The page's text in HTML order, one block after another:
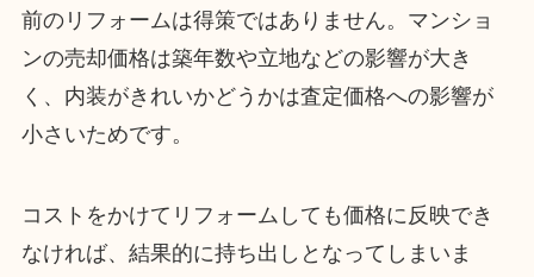
前のリフォームは得策ではありません。マンショ
ンの売却価格は築年数や立地などの影響が大き
く、内装がきれいかどうかは査定価格への影響が
小さいためです。
コストをかけてリフォームしても価格に反映でき
なければ、結果的に持ち出しとなってしまいま